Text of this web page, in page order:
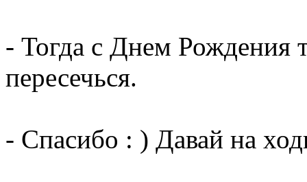
- Тогда с Днем Рождения
пересечься.
- Спасибо : ) Давай на